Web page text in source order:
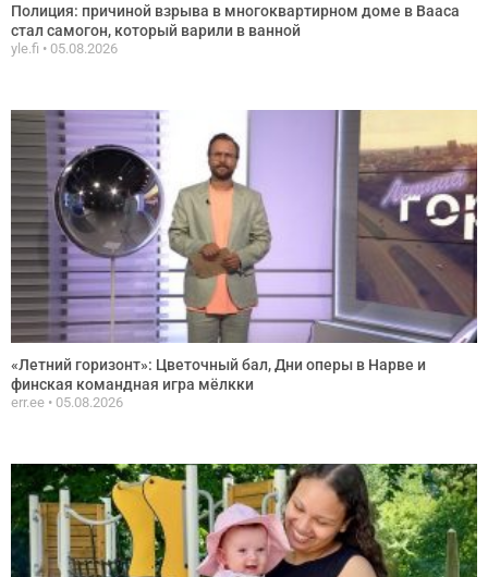
Полиция: причиной взрыва в многоквартирном доме в Вааса
стал самогон, который варили в ванной
yle.fi 05.08.2026
«Летний горизонт»: Цветочный бал, Дни оперы в Нарве и
финская командная игра мёлкки
err.ee 05.08.2026